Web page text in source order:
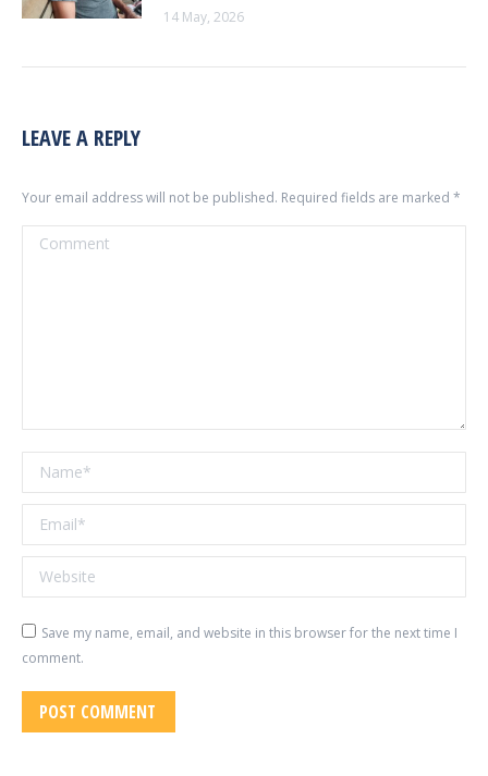
14 May, 2026
LEAVE A REPLY
Your email address will not be published. Required fields are marked *
Comment
Name *
Email *
Website
Save my name, email, and website in this browser for the next time I
comment.
POST COMMENT